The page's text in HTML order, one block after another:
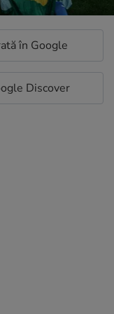
în Google
Discover